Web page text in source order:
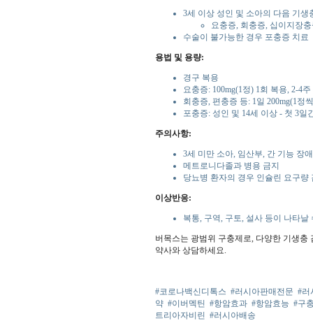
3세 이상 성인 및 소아의 다음 기생
요충증, 회충증, 십이지장
수술이 불가능한 경우 포충증 치료
용법 및 용량:
경구 복용
요충증: 100mg(1정) 1회 복용, 2-4
회충증, 편충증 등: 1일 200mg(1정
포충증: 성인 및 14세 이상 - 첫 3일
주의사항:
3세 미만 소아, 임산부, 간 기능 장
메트로니다졸과 병용 금지
당뇨병 환자의 경우 인슐린 요구량
이상반응:
복통, 구역, 구토, 설사 등이 나타날
버목스는 광범위 구충제로, 다양한 기생
약사와 상담하세요.
#코로나백신디톡스 #러시아판매전문 #러
약 #이버멕틴 #항암효과 #항암효능 #구
트리아자비린 #러시아배송